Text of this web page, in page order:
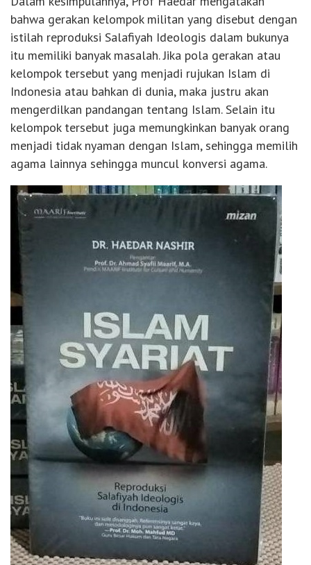
bahwa gerakan kelompok militan yang disebut dengan
istilah reproduksi Salafiyah Ideologis dalam bukunya
itu memiliki banyak masalah. Jika pola gerakan atau
kelompok tersebut yang menjadi rujukan Islam di
Indonesia atau bahkan di dunia, maka justru akan
mengerdilkan pandangan tentang Islam. Selain itu
kelompok tersebut juga memungkinkan banyak orang
menjadi tidak nyaman dengan Islam, sehingga memilih
agama lainnya sehingga muncul konversi agama.